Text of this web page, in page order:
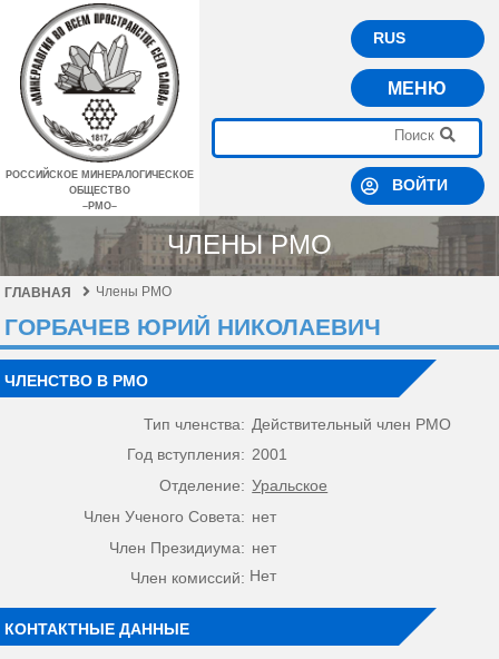
РОССИЙСКОЕ МИНЕРАЛОГИЧЕСКОЕ
ОБЩЕСТВО
–РМО–
RUS
МЕНЮ
ВОЙТИ
ЧЛЕНЫ РМО
ГЛАВНАЯ Члены РМО
ГОРБАЧЕВ ЮРИЙ НИКОЛАЕВИЧ
ЧЛЕНСТВО В РМО
Тип членства: Действительный член РМО
Год вступления: 2001
Отделение: Уральское
Член Ученого Совета: нет
Член Президиума: нет
Член комиссий: Нет
КОНТАКТНЫЕ ДАННЫЕ